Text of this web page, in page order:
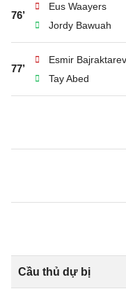
76’
Eus Waayers
Jordy Bawuah
77’
Esmir
Tay Abed
Cầu thủ dự bị